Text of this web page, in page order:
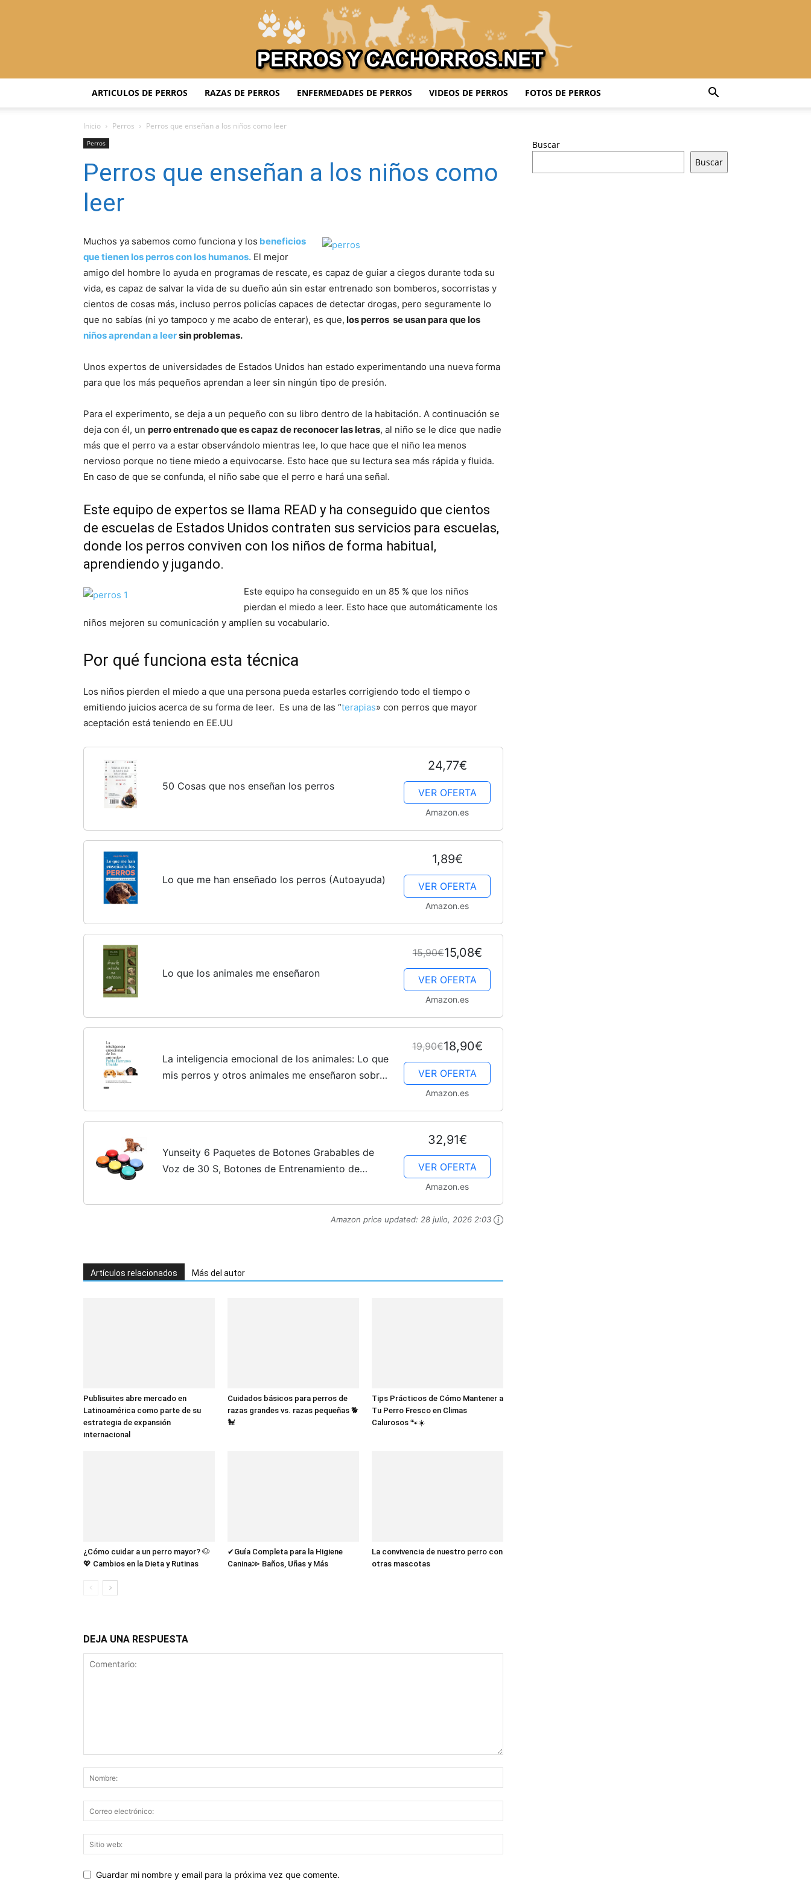
–
de
Perros
ARTICULOS DE PERROS RAZAS DE PERROS ENFERMEDADES DE PERROS VIDEOS DE PERROS FOTOS DE PERROS
Inicio Perros Perros que enseñan a los niños como leer
Perros
Perros que enseñan a los niños como
leer
Muchos ya sabemos como funciona y los beneficios
que tienen los perros con los humanos. El mejor
amigo del hombre lo ayuda en programas de rescate, es capaz de guiar a ciegos durante toda su
vida, es capaz de salvar la vida de su dueño aún sin estar entrenado son bomberos, socorristas y
cientos de cosas más, incluso perros policías capaces de detectar drogas, pero seguramente lo
que no sabías (ni yo tampoco y me acabo de enterar), es que, los perros se usan para que los
niños aprendan a leersin problemas.
Unos expertos de universidades de Estados Unidos han estado experimentando una nueva forma
para que los más pequeños aprendan a leer sin ningún tipo de presión.
Para el experimento, se deja a un pequeño con su libro dentro de la habitación. A continuación se
deja con él, un perro entrenado que es capaz de reconocer las letras, al niño se le dice que nadie
más que el perro va a estar observándolo mientras lee, lo que hace que el niño lea menos
nervioso porque no tiene miedo a equivocarse. Esto hace que su lectura sea más rápida y fluida.
En caso de que se confunda, el niño sabe que el perro e hará una señal.
Este equipo de expertos se llama READ y ha conseguido que cientos
de escuelas de Estados Unidos contraten sus servicios para escuelas,
donde los perros conviven con los niños de forma habitual,
aprendiendo y jugando.
Este equipo ha conseguido en un 85 % que los niños
pierdan el miedo a leer. Esto hace que automáticamente los
niños mejoren su comunicación y amplíen su vocabulario.
Por qué funciona esta técnica
Los niños pierden el miedo a que una persona pueda estarles corrigiendo todo el tiempo o
emitiendo juicios acerca de su forma de leer. Es una de las “terapias» con perros que mayor
aceptación está teniendo en EE.UU
50 Cosas que nos enseñan los perros
24,77€
VER OFERTA
Amazon.es
Lo que me han enseñado los perros (Autoayuda)
1,89€
VER OFERTA
Amazon.es
Lo que los animales me enseñaron
15,90€15,08€
VER OFERTA
Amazon.es
La inteligencia emocional de los animales: Lo que
mis perros y otros animales me enseñaron sobre
19,90€18,90€
VER OFERTA
Amazon.es
Yunseity 6 Paquetes de Botones Grabables de
Voz de 30 S, Botones de Entrenamiento de
32,91€
VER OFERTA
Amazon.es
Amazon price updated: 28 julio, 2026 2:03
Artículos relacionados Más del autor
Publisuites abre mercado en
Latinoamérica como parte de su
estrategia de expansión
internacional
Cuidados básicos para perros de
razas grandes vs. razas pequeñas 🐕
🐩
Tips Prácticos de Cómo Mantener a
Tu Perro Fresco en Climas
Calurosos 🐾☀️
¿Cómo cuidar a un perro mayor? 🐶
💖 Cambios en la Dieta y Rutinas
✔Guía Completa para la Higiene
Canina≫ Baños, Uñas y Más
La convivencia de nuestro perro con
otras mascotas
DEJA UNA RESPUESTA
Guardar mi nombre y email para la próxima vez que comente.
Buscar
Buscar